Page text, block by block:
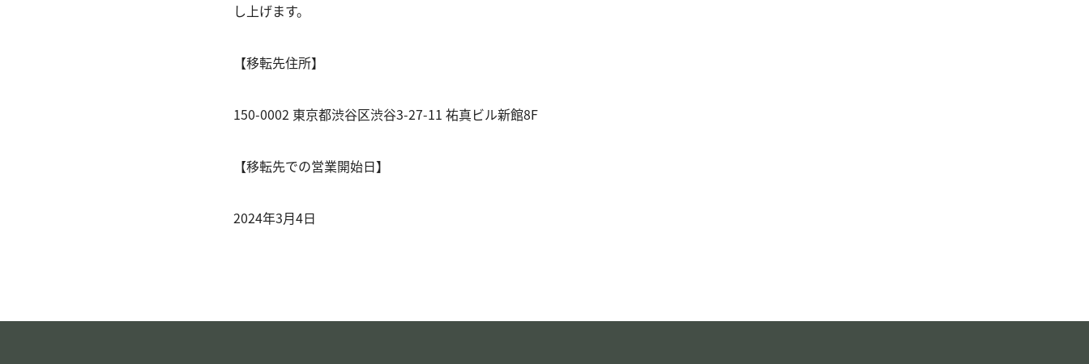
し上げます。
【移転先住所】
150-0002 東京都渋谷区渋谷3-27-11 祐真ビル新館8F
【移転先での営業開始日】
2024年3月4日